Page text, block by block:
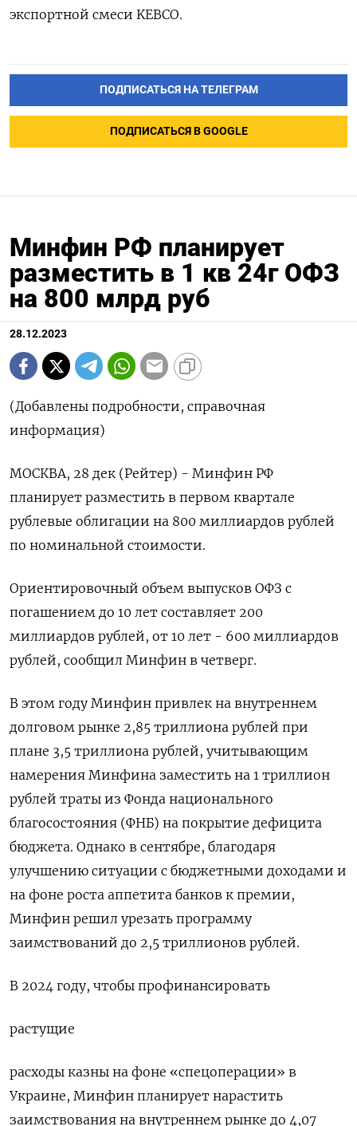
экспортной смеси KEBCO.
ПОДПИСАТЬСЯ НА ТЕЛЕГРАМ
ПОДПИСАТЬСЯ В GOOGLE
Минфин РФ планирует
разместить в 1 кв 24г ОФЗ
на 800 млрд руб
28.12.2023
(Добавлены подробности, справочная
информация)
МОСКВА, 28 дек (Рейтер) - Минфин РФ
планирует разместить в первом квартале
рублевые облигации на 800 миллиардов рублей
по номинальной стоимости.
Ориентировочный объем выпусков ОФЗ с
погашением до 10 лет составляет 200
миллиардов рублей, от 10 лет - 600 миллиардов
рублей, сообщил Минфин в четверг.
В этом году Минфин привлек на внутреннем
долговом рынке 2,85 триллиона рублей при
плане 3,5 триллиона рублей, учитывающим
намерения Минфина заместить на 1 триллион
рублей траты из Фонда национального
благосостояния (ФНБ) на покрытие дефицита
бюджета. Однако в сентябре, благодаря
улучшению ситуации с бюджетными доходами и
на фоне роста аппетита банков к премии,
Минфин решил урезать программу
заимствований до 2,5 триллионов рублей.
В 2024 году, чтобы профинансировать
растущие
расходы казны на фоне «спецоперации» в
Украине, Минфин планирует нарастить
заимствования на внутреннем рынке до 4,07